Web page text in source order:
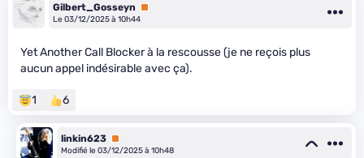
Gilbert_Gosseyn
Premium
Le 03/12/2025 à 10h44
Yet Another Call Blocker à la rescousse (je ne reçois plus
aucun appel indésirable avec ça).
1 6
linkin623 Premium
Modifié le 03/12/2025 à 10h48